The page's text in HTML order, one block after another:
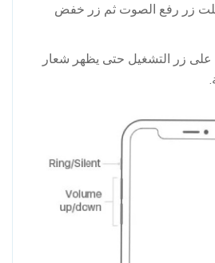
زر رفع الصوت ثم زر خفض
زر التشغيل حتى يظهر شعار